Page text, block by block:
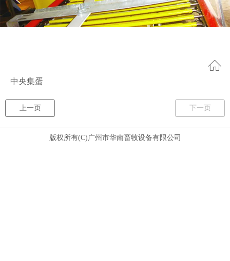
中央集蛋
上一页 下一页
版权所有(C)广州市华南畜牧设备有限公司